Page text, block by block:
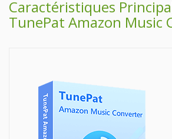
Caractéristiques
TunePat Amazon Music